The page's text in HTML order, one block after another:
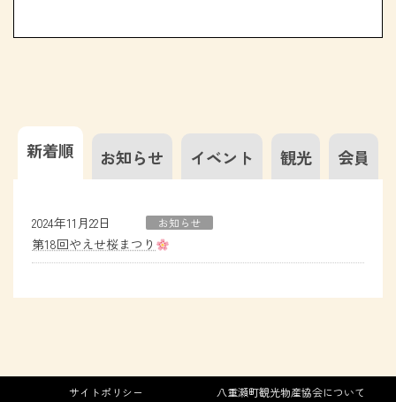
新着順 お知らせ イベント 観光 会員
2024年11月22日 お知らせ
第18回やえせ桜まつり
サイトポリシー 八重瀬町観光物産協会について